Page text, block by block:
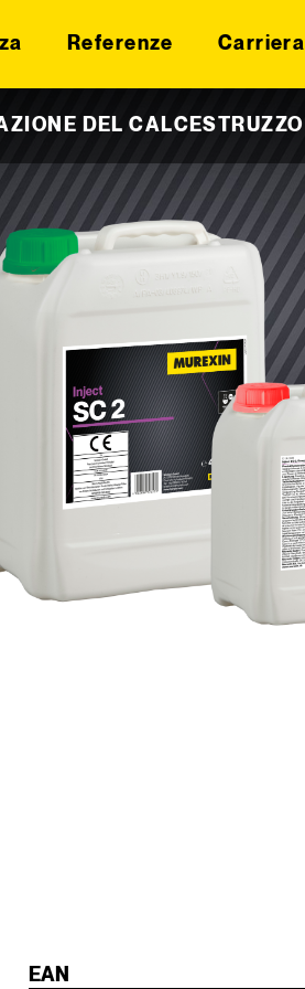
Referenze Carriera
DEL CALCESTRUZZO
EAN